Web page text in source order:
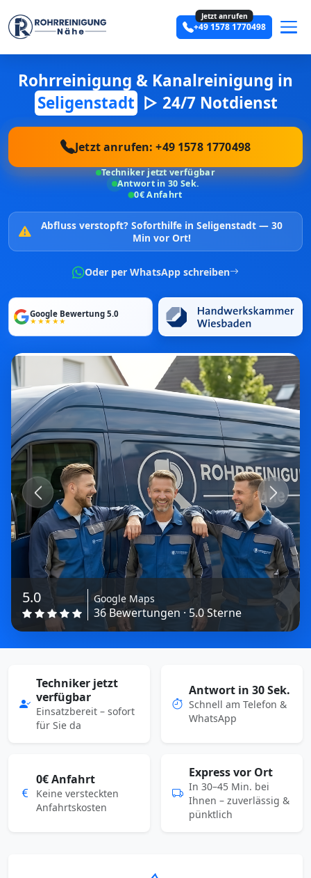
Jetzt anrufen
+49 1578 1770498
Rohrreinigung & Kanalreinigung in
Seligenstadt ▷ 24/7 Notdienst
Jetzt anrufen: +49 1578 1770498
Techniker jetzt verfügbar
Antwort in 30 Sek.
0€ Anfahrt
Abfluss verstopft? Soforthilfe in Seligenstadt — 30
Min vor Ort!
Oder per WhatsApp schreiben
Google Bewertung 5.0
★★★★★
5.0 Google Maps
36 Bewertungen · 5.0 Sterne
Previous Next
Techniker jetzt
verfügbar
Einsatzbereit – sofort
für Sie da
Antwort in 30 Sek.
Schnell am Telefon &
WhatsApp
0€ Anfahrt
Keine versteckten
Anfahrtskosten
Express vor Ort
In 30–45 Min. bei
Ihnen – zuverlässig &
pünktlich